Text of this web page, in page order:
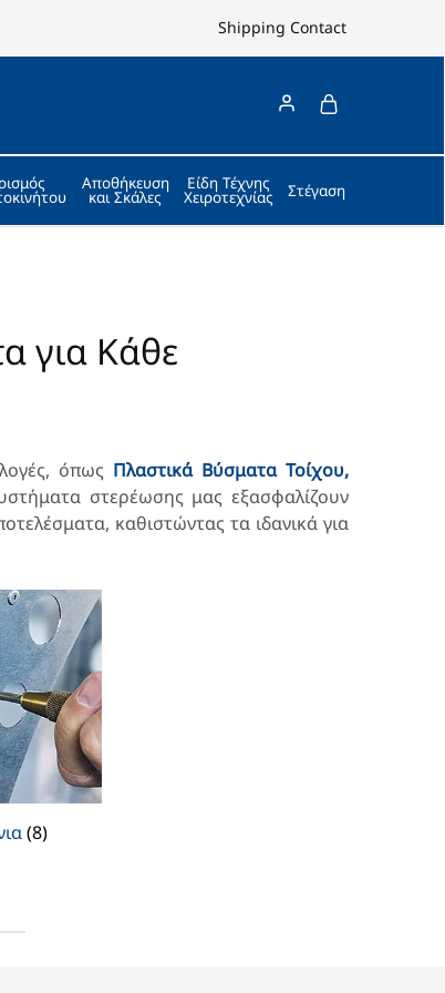
Shipping Contact
Αποθήκευση
και Σκάλες
Είδη Τέχνης
Χειροτεχνίας Στέγαση
για Κάθε
όπως Πλαστικά Βύσματα Τοίχου,
στερέωσης μας εξασφαλίζουν
καθιστώντας τα ιδανικά για
(8)